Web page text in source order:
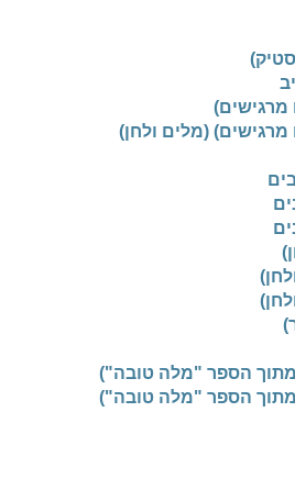
מרגישים)
(מלים ולחן)
הספר "מלה טובה")
הספר "מלה טובה")